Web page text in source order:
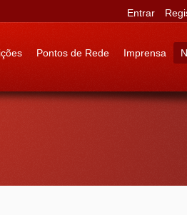
Pontos de Rede Imprensa
Entrar